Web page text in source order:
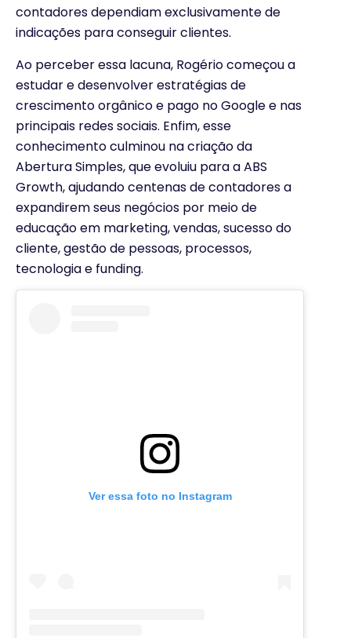
contadores dependiam exclusivamente de
indicações para conseguir clientes.
Ao perceber essa lacuna, Rogério começou a
estudar e desenvolver estratégias de
crescimento orgânico e pago no Google e nas
principais redes sociais. Enfim, esse
conhecimento culminou na criação da
Abertura Simples, que evoluiu para a ABS
Growth, ajudando centenas de contadores a
expandirem seus negócios por meio de
educação em marketing, vendas, sucesso do
cliente, gestão de pessoas, processos,
tecnologia e funding.
Ver essa foto no Instagram